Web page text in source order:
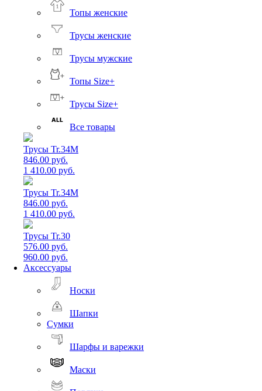
Топы женские
Трусы женские
Трусы мужские
Топы Size+
Трусы Size+
Все товары
Трусы Tr.34M
846.00 руб.
1 410.00 руб.
Трусы Tr.34M
846.00 руб.
1 410.00 руб.
Трусы Tr.30
576.00 руб.
960.00 руб.
Аксессуары
Носки
Шапки
Сумки
Шарфы и варежки
Маски